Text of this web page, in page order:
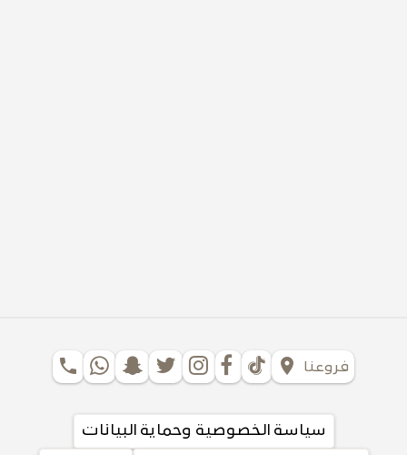
phone location_on فروعنا
سياسة الخصوصية وحماية البيانات